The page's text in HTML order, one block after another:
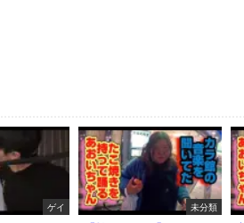
ゲイ 未分類